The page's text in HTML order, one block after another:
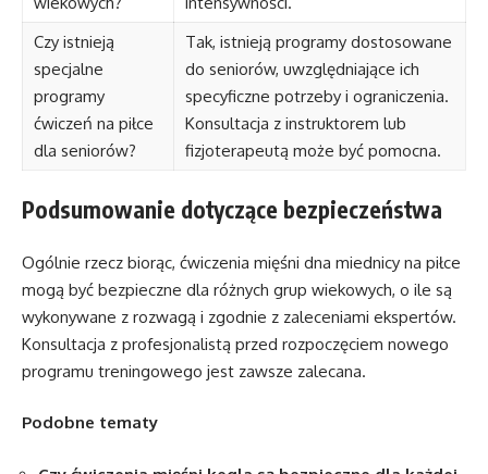
Czy istnieją
specjalne
programy
ćwiczeń na piłce
dla seniorów?
Tak, istnieją programy dostosowane
do seniorów, uwzględniające ich
specyficzne potrzeby i ograniczenia.
Konsultacja z instruktorem lub
fizjoterapeutą może być pomocna.
Podsumowanie dotyczące bezpieczeństwa
Ogólnie rzecz biorąc, ćwiczenia mięśni dna miednicy na piłce
mogą być bezpieczne dla różnych grup wiekowych, o ile są
wykonywane z rozwagą i zgodnie z zaleceniami ekspertów.
Konsultacja z profesjonalistą przed rozpoczęciem nowego
programu treningowego jest zawsze zalecana.
Podobne tematy